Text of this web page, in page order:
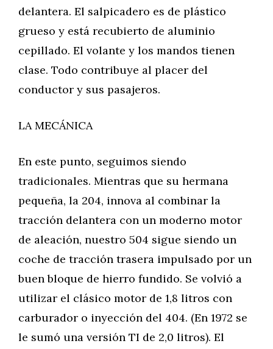
delantera. El salpicadero es de plástico
grueso y está recubierto de aluminio
cepillado. El volante y los mandos tienen
clase. Todo contribuye al placer del
conductor y sus pasajeros.
LA MECÁNICA
En este punto, seguimos siendo
tradicionales. Mientras que su hermana
pequeña, la 204, innova al combinar la
tracción delantera con un moderno motor
de aleación, nuestro 504 sigue siendo un
coche de tracción trasera impulsado por un
buen bloque de hierro fundido. Se volvió a
utilizar el clásico motor de 1,8 litros con
carburador o inyección del 404. (En 1972 se
le sumó una versión TI de 2,0 litros). El